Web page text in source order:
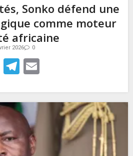
Sonko défend une
comme moteur
africaine
2026 0
X Telegram